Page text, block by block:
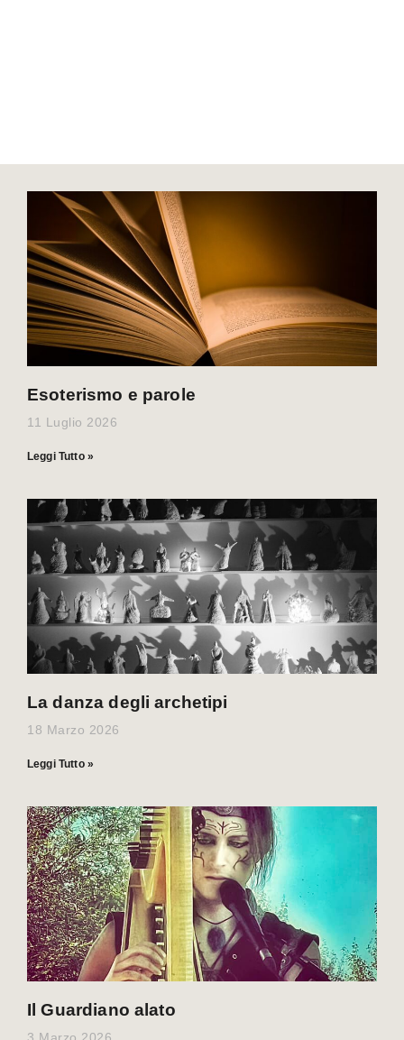
Esoterismo e parole
11 Luglio 2026
Leggi Tutto »
La danza degli archetipi
18 Marzo 2026
Leggi Tutto »
Il Guardiano alato